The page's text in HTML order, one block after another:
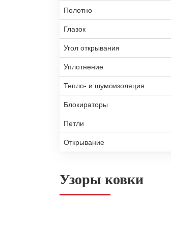
Полотно
Глазок
Угол открывания
Уплотнение
Тепло- и шумоизоляция
Блокираторы
Петли
Открывание
Узоры ковки